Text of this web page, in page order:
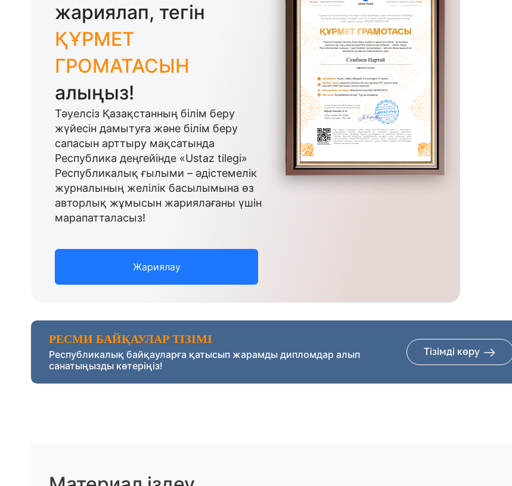
жариялап, тегін
ҚҰРМЕТ
ГРОМАТАСЫН
алыңыз!
Тәуелсіз Қазақстанның білім беру
жүйесін дамытуға және білім беру
сапасын арттыру мақсатында
Республика деңгейінде «Ustaz tilegi»
Республикалық ғылыми – әдістемелік
журналының желілік басылымына өз
авторлық жұмысын жариялағаны үшін
марапатталасыз!
Жариялау
РЕСМИ БАЙҚАУЛАР ТІЗІМІ
Республикалық байқауларға қатысып жарамды дипломдар алып
санатыңызды көтеріңіз!
Тізімді көру